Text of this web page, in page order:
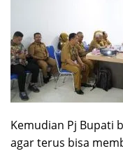
Kemudian Pj Bupati
agar terus bisa